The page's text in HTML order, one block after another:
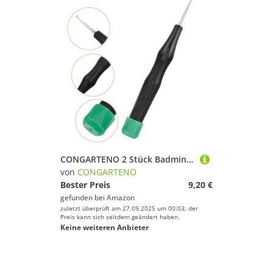
CONGARTENO 2 Stück Badminton Racket Threading Hook Ergonomisches Griffdesign für Effizientes Besaiten von Federball Tennisschlägern Geeignet für Sportler und Hobbyspieler Langlebiges
von CONGARTENO
Bester Preis
9,20 €
gefunden bei Amazon
zuletzt überprüft am 27.09.2025 um 00:03; der
Preis kann sich seitdem geändert haben.
Keine weiteren Anbieter